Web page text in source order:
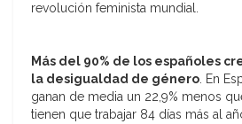
revolución feminista mundial.
Más del 90% de los españoles
la desigualdad de género. En
ganan de media un 22,9% menos
tienen que trabajar 84 días más al